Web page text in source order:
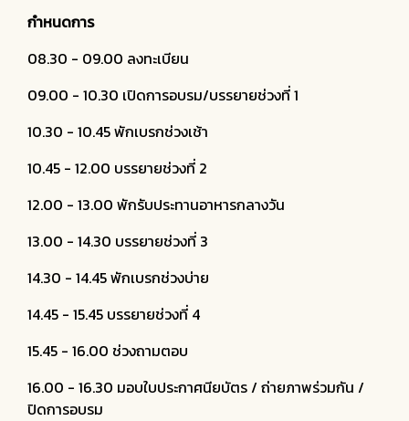
กำหนดการ
08.30 - 09.00 ลงทะเบียน
09.00 - 10.30 เปิดการอบรม/บรรยายช่วงที่ 1
10.30 - 10.45 พักเบรกช่วงเช้า
10.45 - 12.00 บรรยายช่วงที่ 2
12.00 - 13.00 พักรับประทานอาหารกลางวัน
13.00 - 14.30 บรรยายช่วงที่ 3
14.30 - 14.45 พักเบรกช่วงบ่าย
14.45 - 15.45 บรรยายช่วงที่ 4
15.45 - 16.00 ช่วงถามตอบ
16.00 - 16.30 มอบใบประกาศนียบัตร / ถ่ายภาพร่วมกัน /
ปิดการอบรม